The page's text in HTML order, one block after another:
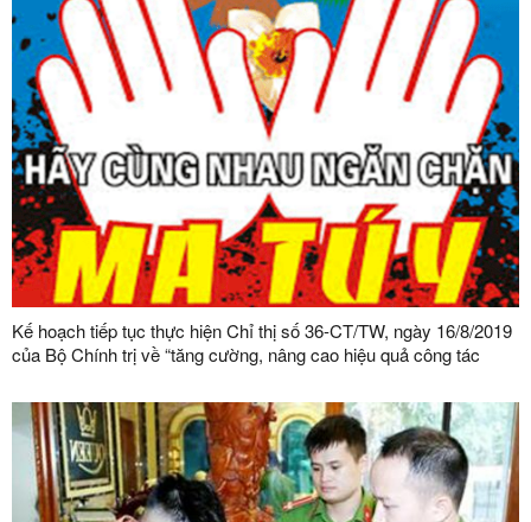
Kế hoạch tiếp tục thực hiện Chỉ thị số 36-CT/TW, ngày 16/8/2019
của Bộ Chính trị về “tăng cường, nâng cao hiệu quả công tác